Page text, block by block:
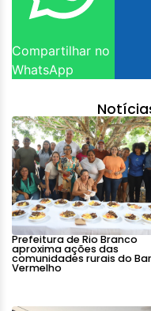
Compartilhar no
WhatsApp
Prefeitura de Rio Branco
aproxima ações das
comunidades rurais do
Vermelho